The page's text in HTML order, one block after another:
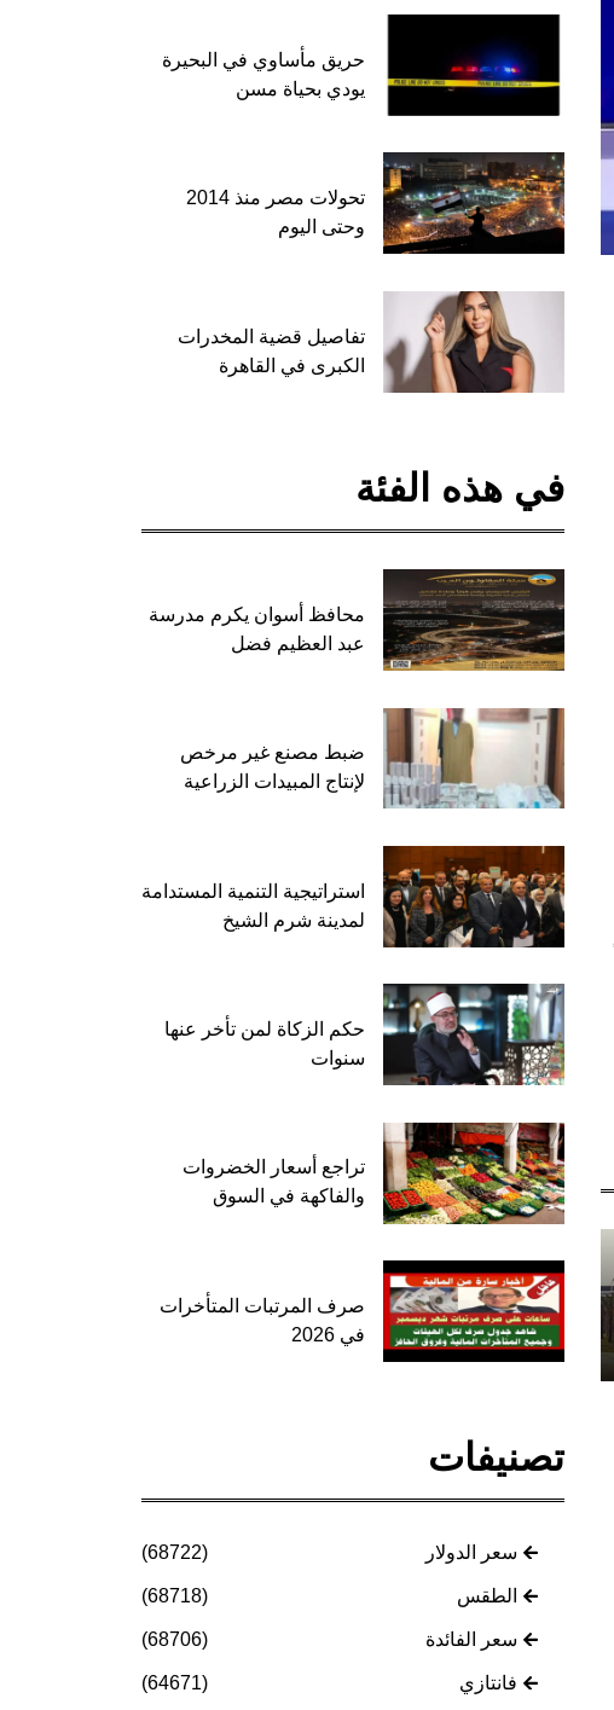
حريق مأساوي في البحيرة
يودي بحياة مسن
تحولات مصر منذ 2014
وحتى اليوم
تفاصيل قضية المخدرات
الكبرى في القاهرة
في هذه الفئة
محافظ أسوان يكرم مدرسة
عبد العظيم فضل
ضبط مصنع غير مرخص
لإنتاج المبيدات الزراعية
استراتيجية التنمية المستدامة
لمدينة شرم الشيخ
حكم الزكاة لمن تأخر عنها
سنوات
تراجع أسعار الخضروات
والفاكهة في السوق
صرف المرتبات المتأخرات
في 2026
تصنيفات
سعر الدولار (68722)
الطقس (68718)
سعر الفائدة (68706)
فانتازي (64671)